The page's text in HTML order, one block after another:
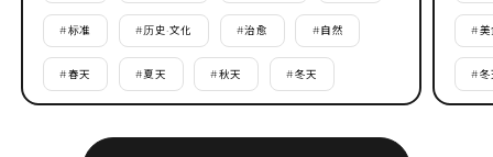
#标准 #历史·文化 #治愈 #自然
#春天 #夏天 #秋天 #冬天
#美
#冬